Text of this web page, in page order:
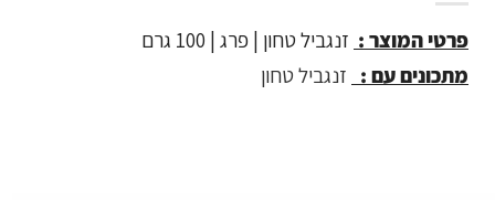
פרטי המוצר : זנגביל טחון | פרג | 100 גרם
מתכונים עם : זנגביל טחון